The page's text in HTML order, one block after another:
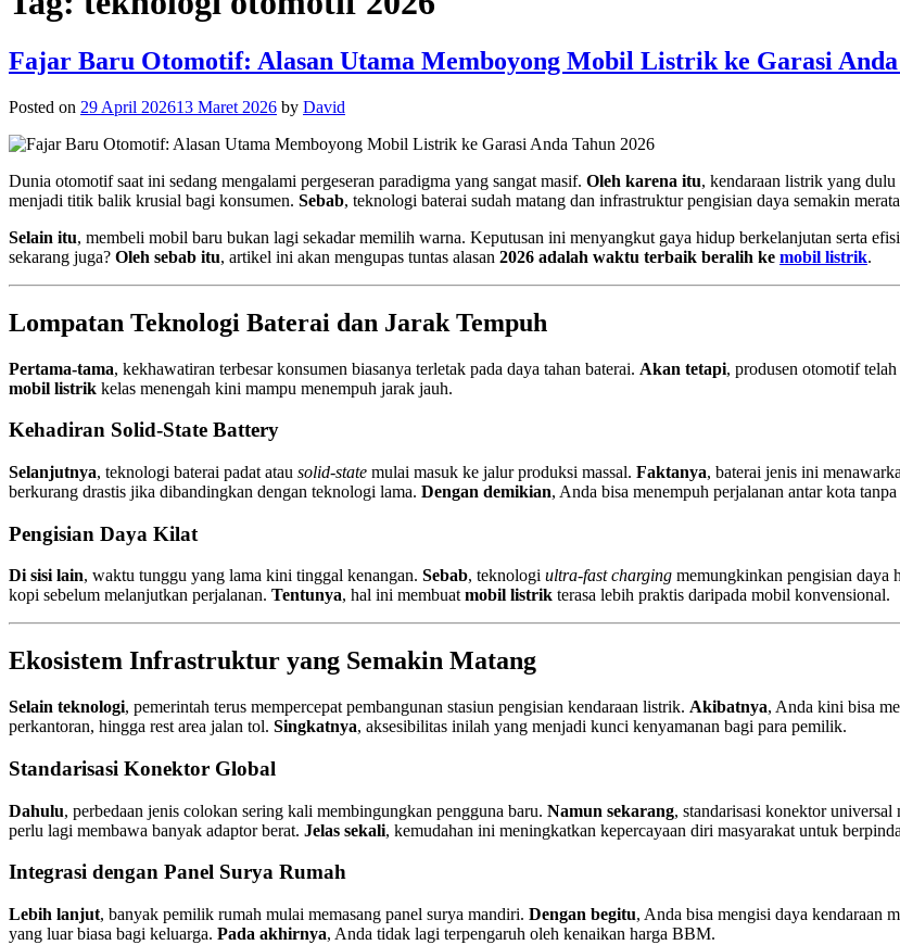
Fajar Baru Otomotif: Alasan Utama Memboyong Mobil Listrik ke Garasi Anda
Posted on 29 April 202613 Maret 2026 by David
Dunia otomotif saat ini sedang mengalami pergeseran paradigma yang sangat masif. Oleh karena itu, kendaraan listrik yang
menjadi titik balik krusial bagi konsumen. Sebab, teknologi baterai sudah matang dan infrastruktur pengisian daya semakin
Selain itu, membeli mobil baru bukan lagi sekadar memilih warna. Keputusan ini menyangkut gaya hidup berkelanjutan serta
sekarang juga? Oleh sebab itu, artikel ini akan mengupas tuntas alasan 2026 adalah waktu terbaik beralih ke mobil listrik.
Lompatan Teknologi Baterai dan Jarak Tempuh
Pertama-tama, kekhawatiran terbesar konsumen biasanya terletak pada daya tahan baterai. Akan tetapi, produsen otomotif
mobil listrik kelas menengah kini mampu menempuh jarak jauh.
Kehadiran Solid-State Battery
Selanjutnya, teknologi baterai padat atau solid-state mulai masuk ke jalur produksi massal. Faktanya, baterai jenis ini
berkurang drastis jika dibandingkan dengan teknologi lama. Dengan demikian, Anda bisa menempuh perjalanan antar kota
Pengisian Daya Kilat
Di sisi lain, waktu tunggu yang lama kini tinggal kenangan. Sebab, teknologi ultra-fast charging memungkinkan pengisian daya
kopi sebelum melanjutkan perjalanan. Tentunya, hal ini membuatmobil listrik terasa lebih praktis daripada mobil konvensional.
Ekosistem Infrastruktur yang Semakin Matang
Selain teknologi, pemerintah terus mempercepat pembangunan stasiun pengisian kendaraan listrik. Akibatnya, Anda kini bisa
perkantoran, hingga rest area jalan tol. Singkatnya, aksesibilitas inilah yang menjadi kunci kenyamanan bagi para pemilik.
Standarisasi Konektor Global
Dahulu, perbedaan jenis colokan sering kali membingungkan pengguna baru. Namun sekarang, standarisasi konektor universal
perlu lagi membawa banyak adaptor berat. Jelas sekali, kemudahan ini meningkatkan kepercayaan diri masyarakat untuk
Integrasi dengan Panel Surya Rumah
Lebih lanjut, banyak pemilik rumah mulai memasang panel surya mandiri. Dengan begitu, Anda bisa mengisi daya kendaraan
yang luar biasa bagi keluarga. Pada akhirnya, Anda tidak lagi terpengaruh oleh kenaikan harga BBM.